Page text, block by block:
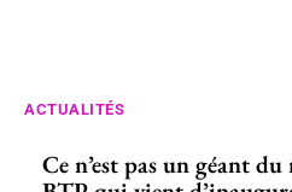
ACTUALITÉS
Ce n’est pas un géant